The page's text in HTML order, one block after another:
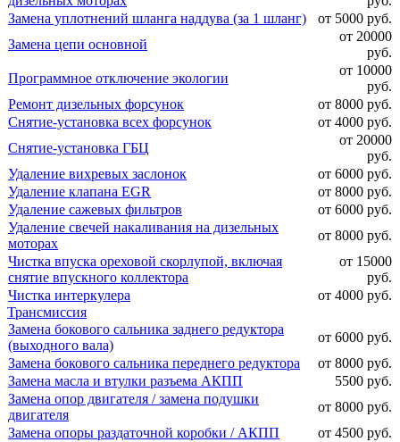
Замена уплотнений шланга наддува (за 1 шланг)
от 5000 руб.
Замена цепи основной
от 20000
руб.
Программное отключение экологии
от 10000
руб.
Ремонт дизельных форсунок
от 8000 руб.
Снятие-установка всех форсунок
от 4000 руб.
Снятие-установка ГБЦ
от 20000
руб.
Удаление вихревых заслонок
от 6000 руб.
Удаление клапана EGR
от 8000 руб.
Удаление сажевых фильтров
от 6000 руб.
Удаление свечей накаливания на дизельных
моторах
от 8000 руб.
Чистка впуска ореховой скорлупой, включая
снятие впускного коллектора
от 15000
руб.
Чистка интеркулера
от 4000 руб.
Трансмиссия
Замена бокового сальника заднего редуктора
(выходного вала)
от 6000 руб.
Замена бокового сальника переднего редуктора
от 8000 руб.
Замена масла и втулки разъема АКПП
5500 руб.
Замена опор двигателя / замена подушки
двигателя
от 8000 руб.
Замена опоры раздаточной коробки / АКПП
от 4500 руб.